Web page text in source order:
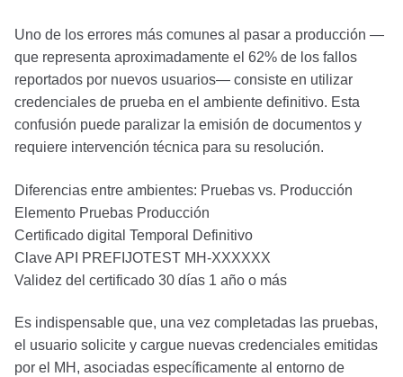
Uno de los errores más comunes al pasar a producción —
que representa aproximadamente el 62% de los fallos
reportados por nuevos usuarios— consiste en utilizar
credenciales de prueba en el ambiente definitivo. Esta
confusión puede paralizar la emisión de documentos y
requiere intervención técnica para su resolución.
Diferencias entre ambientes: Pruebas vs. Producción
Elemento Pruebas Producción
Certificado digital Temporal Definitivo
Clave API PREFIJOTEST MH-XXXXXX
Validez del certificado 30 días 1 año o más
Es indispensable que, una vez completadas las pruebas,
el usuario solicite y cargue nuevas credenciales emitidas
por el MH, asociadas específicamente al entorno de